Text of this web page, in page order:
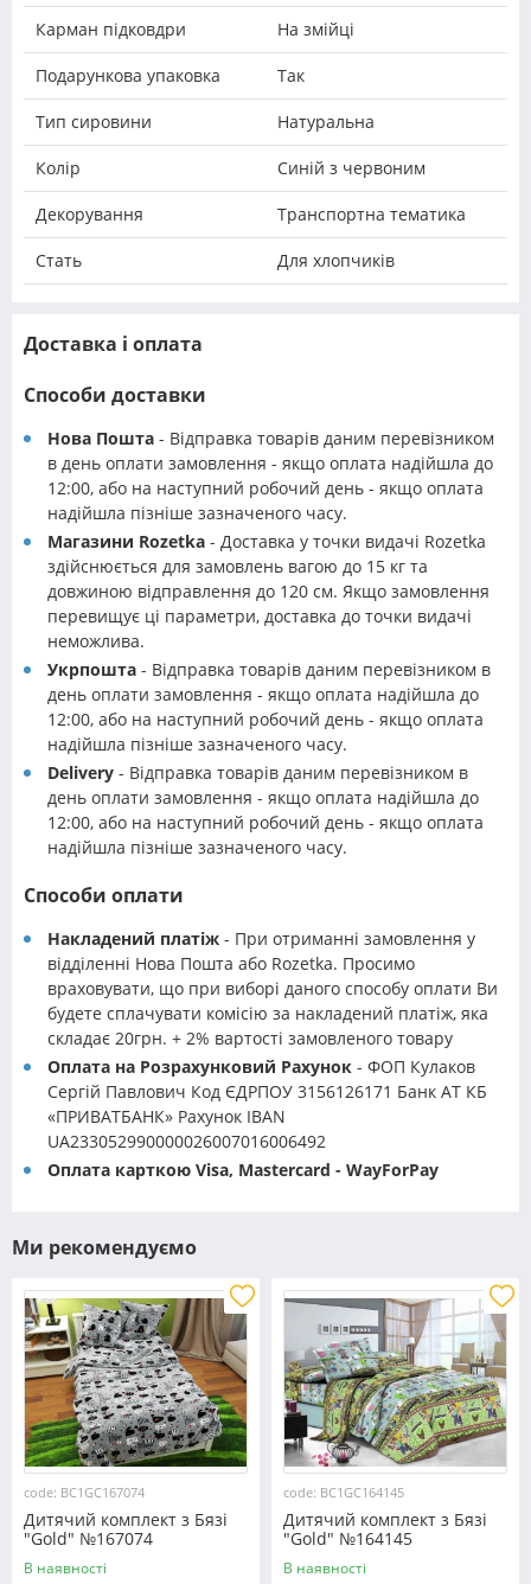
Карман підковдри На змійці
Подарункова упаковка Так
Тип сировини Натуральна
Колір Синій з червоним
Декорування Транспортна тематика
Стать Для хлопчиків
Доставка і оплата
Способи доставки
Нова Пошта - Відправка товарів даним перевізником
в день оплати замовлення - якщо оплата надійшла до
12:00, або на наступний робочий день - якщо оплата
надійшла пізніше зазначеного часу.
Магазини Rozetka - Доставка у точки видачі Rozetka
здійснюється для замовлень вагою до 15 кг та
довжиною відправлення до 120 см. Якщо замовлення
перевищує ці параметри, доставка до точки видачі
неможлива.
Укрпошта - Відправка товарів даним перевізником в
день оплати замовлення - якщо оплата надійшла до
12:00, або на наступний робочий день - якщо оплата
надійшла пізніше зазначеного часу.
Delivery - Відправка товарів даним перевізником в
день оплати замовлення - якщо оплата надійшла до
12:00, або на наступний робочий день - якщо оплата
надійшла пізніше зазначеного часу.
Способи оплати
Накладений платіж - При отриманні замовлення у
відділенні Нова Пошта або Rozetka. Просимо
враховувати, що при виборі даного способу оплати Ви
будете сплачувати комісію за накладений платіж, яка
складає 20грн. + 2% вартості замовленого товару
Оплата на Розрахунковий Рахунок - ФОП Кулаков
Сергій Павлович Код ЄДРПОУ 3156126171 Банк АТ КБ
«ПРИВАТБАНК» Рахунок IBAN
UA233052990000026007016006492
Оплата карткою Visa, Mastercard - WayForPay
Ми рекомендуємо
code: BC1GC167074
Дитячий комплект з Бязі
"Gold" №167074
Черешенка™
В наявності
code: BC1GC164145
Дитячий комплект з Бязі
"Gold" №164145
Черешенка™
В наявності